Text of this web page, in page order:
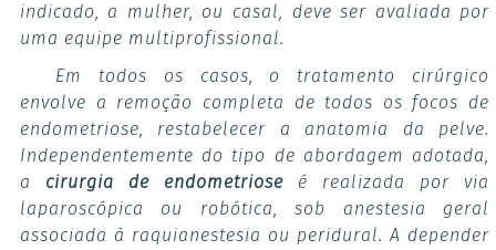
indicado, a mulher, ou casal, deve ser avaliada por
uma equipe multiprofissional.
Em todos os casos, o tratamento cirúrgico
envolve a remoção completa de todos os focos de
endometriose, restabelecer a anatomia da pelve.
Independentemente do tipo de abordagem adotada,
a cirurgia de endometriose é realizada por via
laparoscópica ou robótica, sob anestesia geral
associada à raquianestesia ou peridural. A depender